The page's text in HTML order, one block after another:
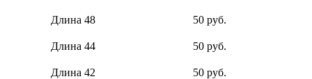
Длина 48 50 руб.
Длина 44 50 руб.
Длина 42 50 руб.